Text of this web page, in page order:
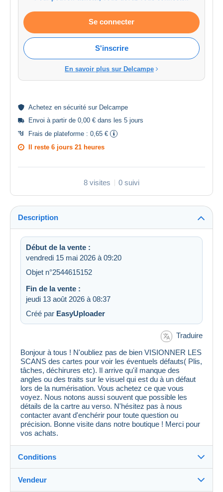
Se connecter
S'inscrire
En savoir plus sur Delcampe
Achetez en sécurité sur Delcampe
Envoi à partir de 0,00 € dans les 5 jours
Frais de plateforme : 0,65 €
Il reste 6 jours 21 heures
8 visites 0 suivi
Description
Début de la vente :
vendredi 15 mai 2026 à 09:20
Objet n°2544615152
Fin de la vente :
jeudi 13 août 2026 à 08:37
Créé par EasyUploader
Traduire
Bonjour à tous ! N'oubliez pas de bien VISIONNER LES
SCANS des cartes pour voir les éventuels défauts( Plis,
tâches, déchirures etc). Il arrive qu'il manque des
angles ou des traits sur le visuel qui est du à un défaut
lors de la numérisation. Vous achetez ce que vous
voyez. Nous notons aussi souvent que possible les
détails de la cartre au verso. N'hésitez pas à nous
contacter avant d'enchérir pour toute question ou
précision. Bonne visite dans notre boutique ! Merci pour
vos achats.
Conditions
Vendeur